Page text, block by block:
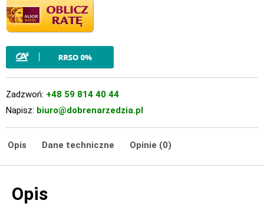
Zadzwoń: +48 59 814 40 44
Napisz: biuro@dobrenarzedzia.pl
Opis Dane techniczne Opinie (0)
Opis